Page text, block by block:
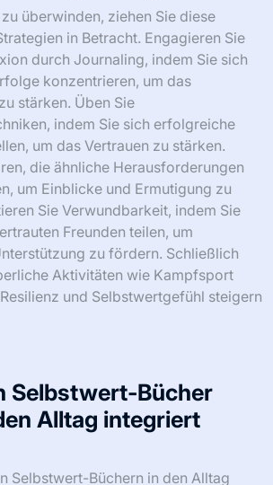
selbst überflüssig zu machen – und
zu geben, so unabhängig zu
nie wieder ein anderes System
Strategien
von
vorgeschlagen?
überwinden, ziehen Sie diese
in Betracht. Engagieren Sie
durch Journaling, indem Sie sich
konzentrieren, um das
stärken. Üben Sie
indem Sie sich erfolgreiche
um das Vertrauen zu stärken.
Sie Verwundbarkeit, indem Sie
Freunden teilen, um
zu fördern. Schließlich
Aktivitäten wie Kampfsport
und Selbstwertgefühl steigern